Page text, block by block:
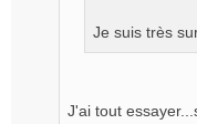
Je suis très
J'ai tout